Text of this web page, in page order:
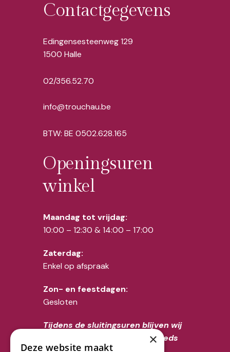
Contactgegevens
Edingensesteenweg 129
1500 Halle
02/356.52.70
info@trouchau.be
BTW: BE 0502.628.165
Openingsuren
winkel
Maandag tot vrijdag:
10:00 – 12:30 & 14:00 – 17:00
Zaterdag:
Enkel op afspraak
Zon- en feestdagen:
Gesloten
Tijdens de sluitingsuren blijven wij
voor overlijdens uiteraard steeds
×
Deze website maakt